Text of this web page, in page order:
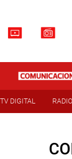
TV DIGITAL RADIO